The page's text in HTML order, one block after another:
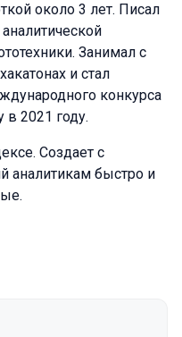
около 3 лет. Писал
Занимал с
и стал
конкурса
в 2021 году.
Создает с
аналитикам быстро и
2024